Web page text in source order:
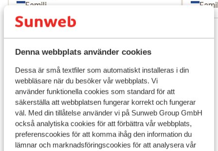
Denna webbplats använder cookies
Dessa är små textfiler som automatiskt installeras i din
webbläsare när du besöker vår webbplats. Vi
använder funktionella cookies som standard för att
säkerställa att webbplatsen fungerar korrekt och fungerar
väl. Med din tillåtelse använder vi på Sunweb Group GmbH
också analytiska cookies för att förbättra vår webbplats,
preferenscookies för att komma ihåg den information du
lämnar och marknadsföringscookies för att analysera vår
Familj
Visa alla 6 omdömen
Läge
Visa på karta